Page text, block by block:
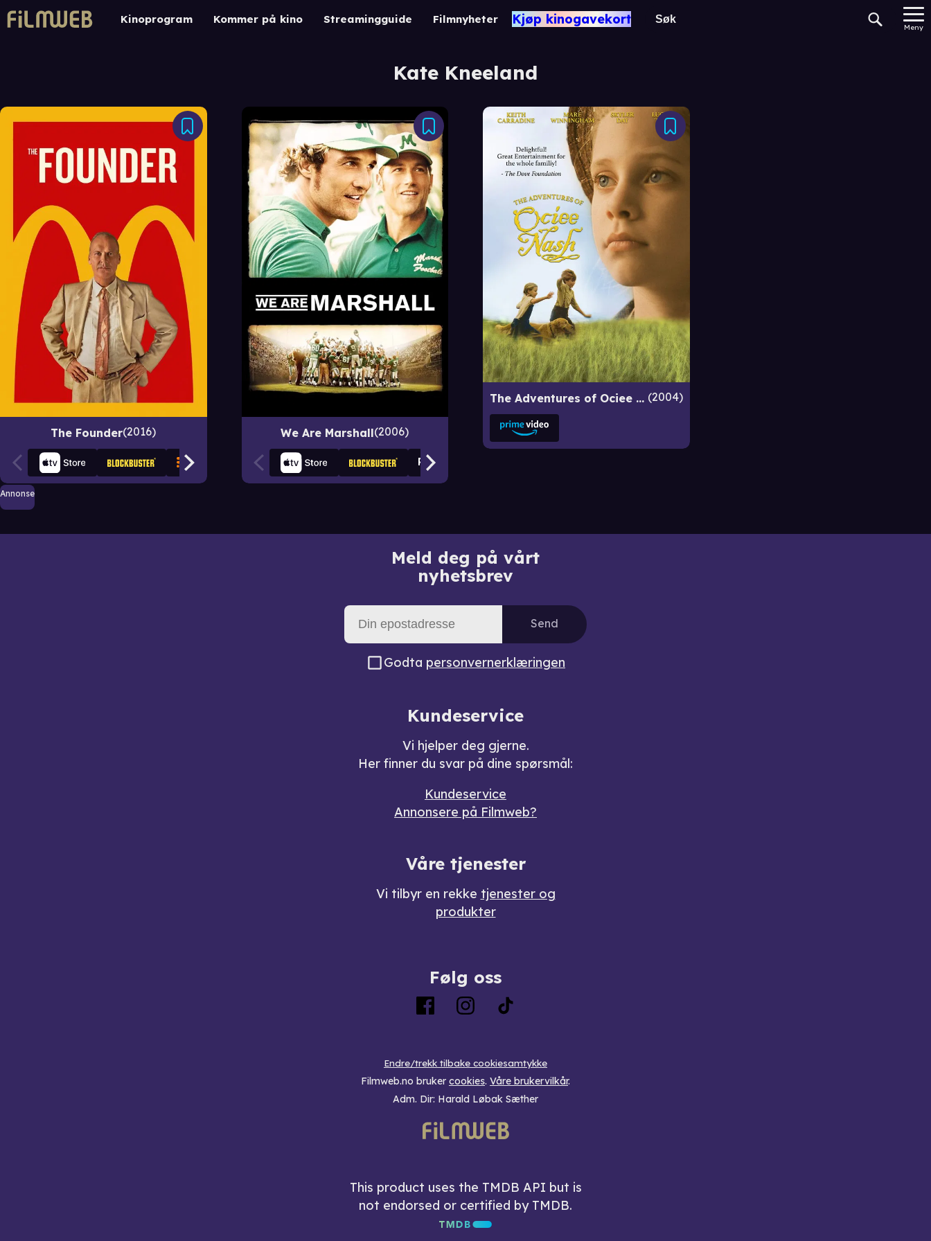
Kinoprogram Kommer på kino Streamingguide Filmnyheter Kjøp kinogavekort
Meny
Kate Kneeland
The Founder 2016 We Are Marshall 2006
The Adventures of Ociee Nash 2004
Annonse
Meld deg på vårt
nyhetsbrev
Send
Godta personvernerklæringen
Kundeservice
Vi hjelper deg gjerne.
Her finner du svar på dine spørsmål:
Kundeservice
Annonsere på Filmweb?
Våre tjenester
Vi tilbyr en rekke tjenester og
produkter
Følg oss
Endre/trekk tilbake cookiesamtykke
Filmweb.no bruker cookies. Våre brukervilkår.
Adm. Dir: Harald Løbak Sæther
This product uses the TMDB API but is
not endorsed or certified by TMDB.